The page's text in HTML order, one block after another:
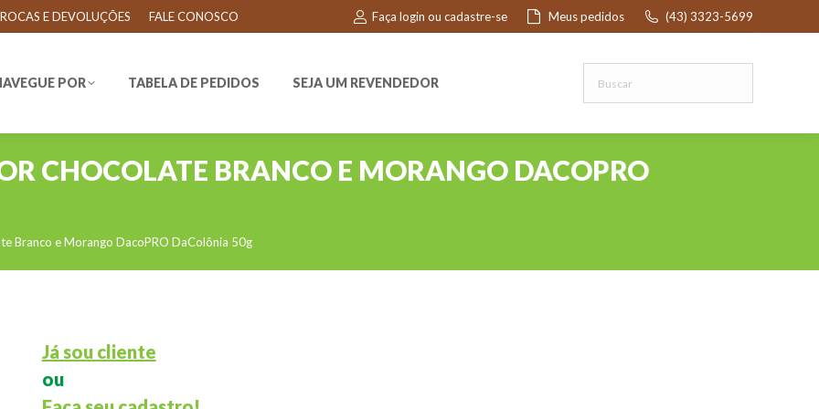
E DEVOLUÇÕES FALE CONOSCO Faça login ou cadastre-se Meus pedidos (43) 3323-5699
POR TABELA DE PEDIDOS SEJA UM REVENDEDOR
CHOCOLATE BRANCO E MORANGO DACOPRO
Branco e Morango DacoPRO DaColônia 50g
Já sou cliente
ou
POR TABELA DE PEDIDOS SEJA UM REVENDEDOR